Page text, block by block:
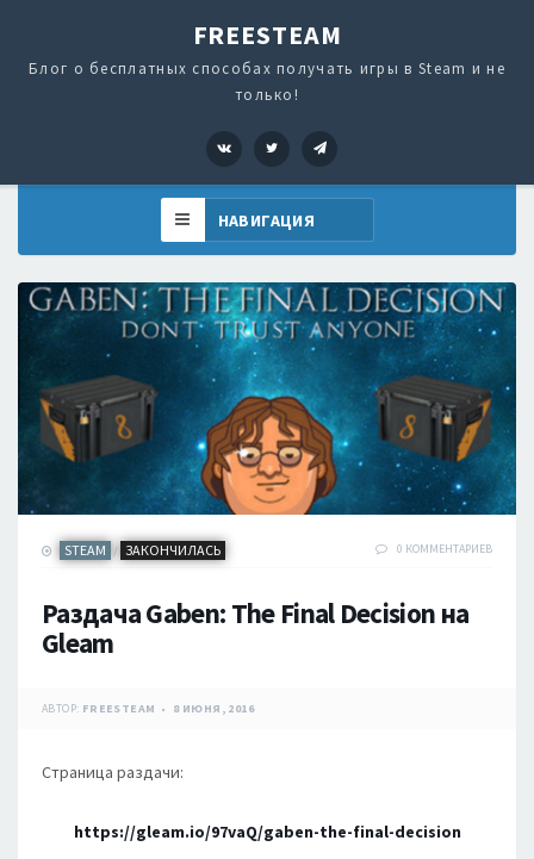
FREESTEAM
Блог о бесплатных способах получать игры в Steam и не
только!
VK Twitter
STEAM / ЗАКОНЧИЛАСЬ 0 КОММЕНТАРИЕВ
Раздача Gaben: The Final Decision на
Gleam
АВТОР: FREESTEAM 8 ИЮНЯ, 2016
Страница раздачи:
https://gleam.io/97vaQ/gaben-the-final-decision